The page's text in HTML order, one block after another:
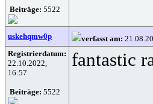
Beiträge: 5522
uskehqmw0p verfasst am:
Registrierdatum:
22.10.2022,
16:57
Beiträge: 5522
fantastic